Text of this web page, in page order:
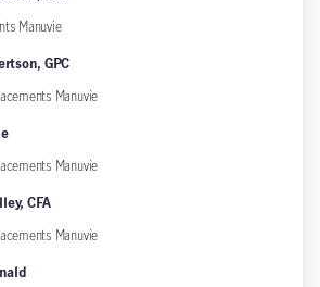
Manuvie
GPC
Manuvie
Manuvie
CFA
Manuvie